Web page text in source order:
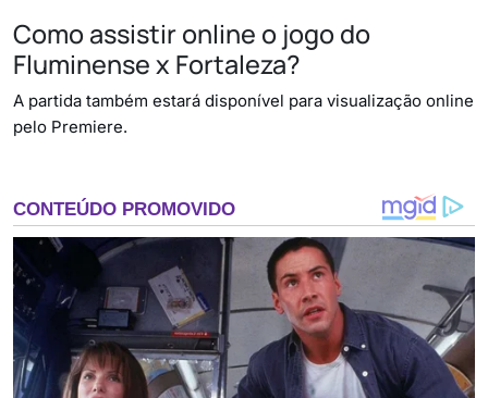
Como assistir online o jogo do
Fluminense x Fortaleza?
A partida também estará disponível para visualização online
pelo Premiere.